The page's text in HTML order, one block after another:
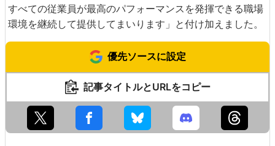
すべての従業員が最高のパフォーマンスを発揮できる職場
環境を継続して提供してまいります」と付け加えました。
優先ソースに設定
記事タイトルとURLをコピー